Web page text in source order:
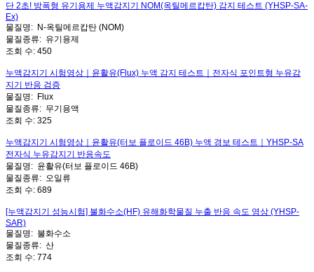
단 2초! 방폭형 유기용제 누액감지기 NOM(옥틸메르캅탄) 감지 테스트 (YHSP-SA-
Ex)
물질명: N-옥틸메르캅탄 (NOM)
물질종류: 유기용제
조회 수: 450
누액감지기 시험영상｜윤활유(Flux) 누액 감지 테스트｜전자식 포인트형 누유감
지기 반응 검증
물질명: Flux
물질종류: 무기용액
조회 수: 325
누액감지기 시험영상｜윤활유(터보 플로이드 46B) 누액 경보 테스트｜YHSP-SA
전자식 누유감지기 반응속도
물질명: 윤활유(터보 플로이드 46B)
물질종류: 오일류
조회 수: 689
[누액감지기 성능시험] 불화수소(HF) 유해화학물질 누출 반응 속도 영상 (YHSP-
SAR)
물질명: 불화수소
물질종류: 산
조회 수: 774